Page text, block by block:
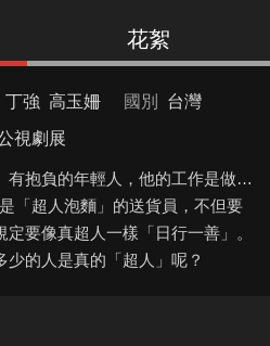
花絮
丁強 高玉姍 國別
台灣
視劇展
有抱負的年輕人，他的工作是做…
「超人泡麵」的送貨員，不但要
要像真超人一樣「日行一善」。
的人是真的「超人」呢？